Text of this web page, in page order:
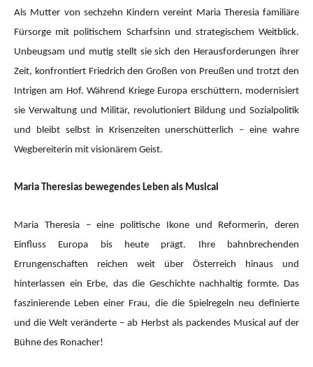
Als Mutter von sechzehn Kindern vereint Maria Theresia familiäre
Fürsorge mit politischem Scharfsinn und strategischem Weitblick.
Unbeugsam und mutig stellt sie sich den Herausforderungen ihrer
Zeit, konfrontiert Friedrich den Großen von Preußen und trotzt den
Intrigen am Hof. Während Kriege Europa erschüttern, modernisiert
sie Verwaltung und Militär, revolutioniert Bildung und Sozialpolitik
und bleibt selbst in Krisenzeiten unerschütterlich – eine wahre
Wegbereiterin mit visionärem Geist.
Maria Theresias bewegendes Leben als Musical
Maria Theresia – eine politische Ikone und Reformerin, deren
Einfluss Europa bis heute prägt. Ihre bahnbrechenden
Errungenschaften reichen weit über Österreich hinaus und
hinterlassen ein Erbe, das die Geschichte nachhaltig formte. Das
faszinierende Leben einer Frau, die die Spielregeln neu definierte
und die Welt veränderte – ab Herbst als packendes Musical auf der
Bühne des Ronacher!